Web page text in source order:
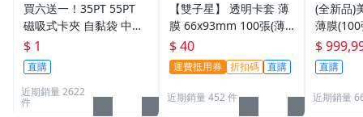
買六送一！35PT 55PT
磁吸式卡夾 自黏袋 中華
職棒球員卡 遊戲王 寶可
夢PTCG 漫威 ultra pro
可用
$ 1
直購
近期銷量 2622
件
【雙子星】 透明卡套 薄
膜 66x93mm 100張(薄)
適用 BBM MLB Topps C
PBL 球員卡
$ 40
運費抵用券 折扣碼 直購
近期銷量 452 件
(全新品)
薄膜
次到貨
$
直購
近期銷量